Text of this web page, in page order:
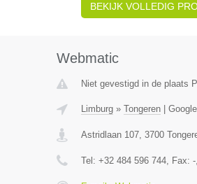
BEKIJK VOLLEDIG
Webmatic
Niet gevestigd in de plaats
Limburg» Tongeren|
Astridlaan 107, 3700
Tel: +32 484 596 744, Fax: -